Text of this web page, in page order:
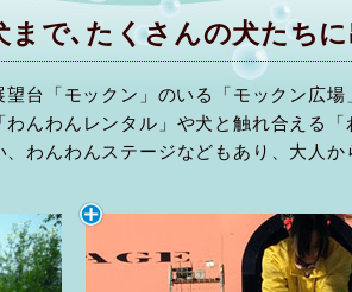
で､たくさんの犬たち
台「モックン」のいる「モックン広場
んわんレンタル」や犬と触れ合える「
わんわんステージなどもあり、大人か